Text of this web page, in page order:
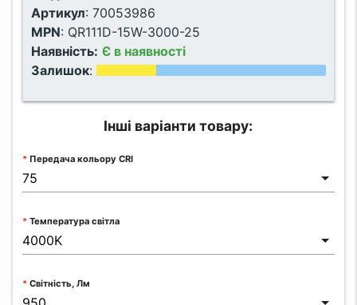
Артикул:70053986
MPN: QR111D-15W-3000-25
Наявність: Є в наявності
Залишок:
Інші варіанти товару:
Передача кольору CRI
Температура світла
Світність, Лм